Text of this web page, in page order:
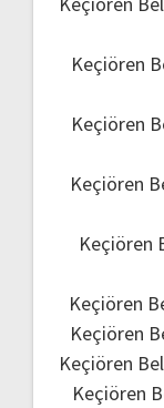
Keçiören
Keçiören
Keçiören
Keçiören
Keçiören
Keçiören
Keçiören
Keçiören